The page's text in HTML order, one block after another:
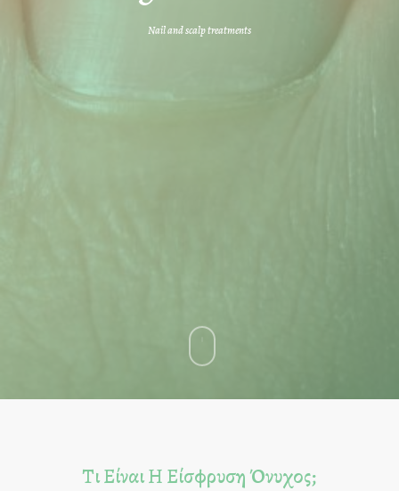
Nail and scalp treatments
Τι Είναι Η Είσφρυση Όνυχος;